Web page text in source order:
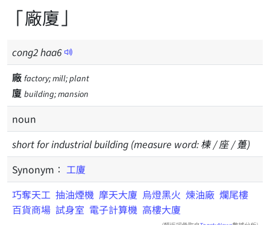
「廠廈」
cong2haa6
廠 factory; mill; plant
廈 building; mansion
noun
short for industrial building (measure word: 棟 / 座 / 躉)
Synonym： 工廈
巧奪天工 抽油煙機 摩天大廈 烏燈黑火 煉油廠 爛尾樓
百貨商場 試身室 電子計算機 高樓大廈